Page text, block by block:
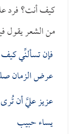
كيف أنت؟ فرد
من الشعر يقول
فإن تسألنِّي
عرض الزمان
عزيز عليَّ أن
يساء حبيب